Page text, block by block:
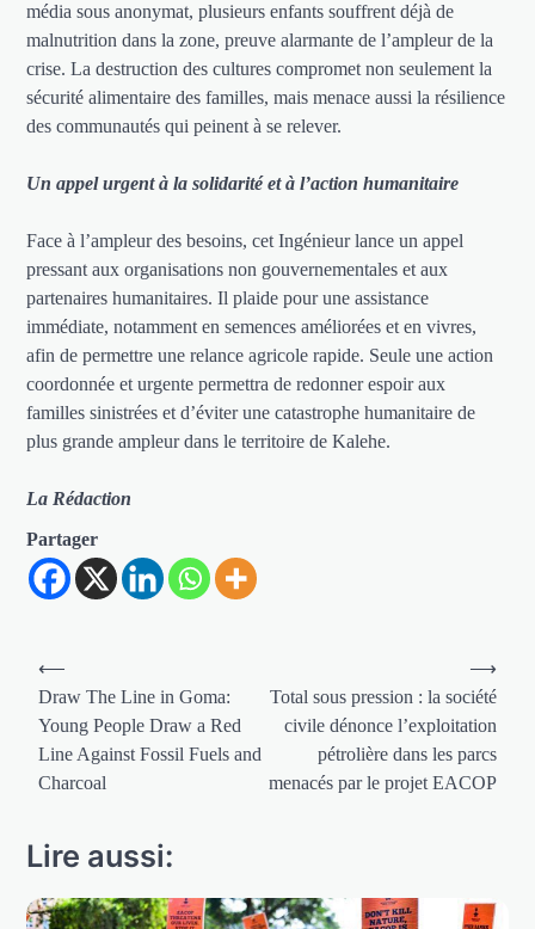
média sous anonymat, plusieurs enfants souffrent déjà de
malnutrition dans la zone, preuve alarmante de l’ampleur de la
crise. La destruction des cultures compromet non seulement la
sécurité alimentaire des familles, mais menace aussi la résilience
des communautés qui peinent à se relever.
Un appel urgent à la solidarité et à l’action humanitaire
Face à l’ampleur des besoins, cet Ingénieur lance un appel
pressant aux organisations non gouvernementales et aux
partenaires humanitaires. Il plaide pour une assistance
immédiate, notamment en semences améliorées et en vivres,
afin de permettre une relance agricole rapide. Seule une action
coordonnée et urgente permettra de redonner espoir aux
familles sinistrées et d’éviter une catastrophe humanitaire de
plus grande ampleur dans le territoire de Kalehe.
La Rédaction
Partager
Navigation
de
l’article
⟵
Draw The Line in Goma:
Young People Draw a Red
Line Against Fossil Fuels and
Charcoal
Total sous pression : la société
civile dénonce l’exploitation
pétrolière dans les parcs
menacés par le projet EACOP
⟶
Lire aussi: